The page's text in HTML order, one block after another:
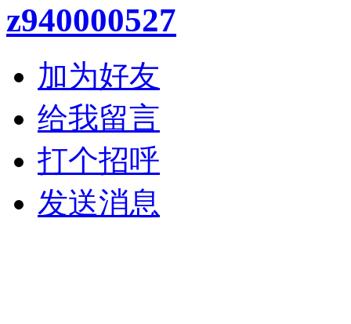
z940000527
加为好友
给我留言
打个招呼
发送消息